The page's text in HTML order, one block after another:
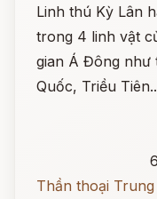
Linh thú Kỳ Lân
trong 4 linh vật
gian Á Đông như
Quốc, Triều
Thần thoại